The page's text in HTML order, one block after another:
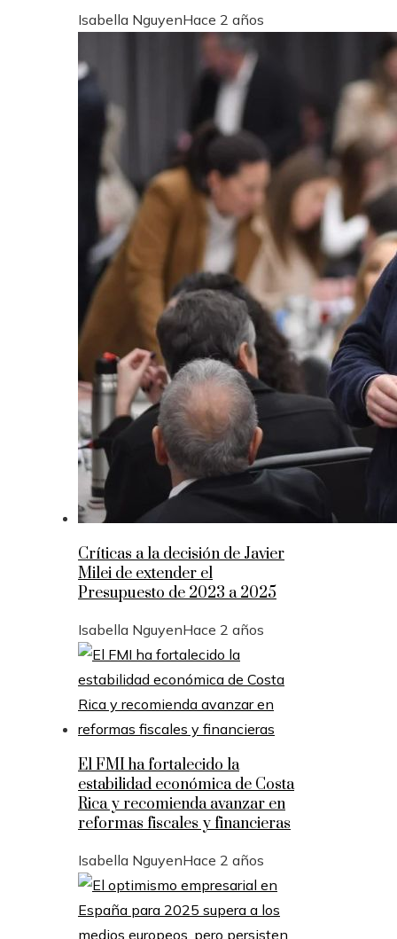
Isabella NguyenHace 2 años
Críticas a la decisión de Javier
Milei de extender el
Presupuesto de 2023 a 2025
Isabella NguyenHace 2 años
El FMI ha fortalecido la
estabilidad económica de Costa
Rica y recomienda avanzar en
reformas fiscales y financieras
Isabella NguyenHace 2 años